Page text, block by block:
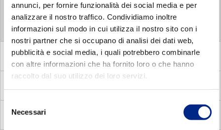
annunci, per fornire funzionalità dei social media e per
analizzare il nostro traffico. Condividiamo inoltre
informazioni sul modo in cui utilizza il nostro sito con i
nostri partner che si occupano di analisi dei dati web,
pubblicità e social media, i quali potrebbero combinarle
con altre informazioni che ha fornito loro o che hanno
raccolto dal suo utilizzo dei loro servizi.
Selezione
delNecessari
MADV 4 POLI
MADV 6 POLI
MDE
Motori Elettrici Asincroni Monofase con Disgiuntore
Elettronico
centrifugo
MADP
Motori Autofrenanti Asincroni Trifase a doppia
polarità